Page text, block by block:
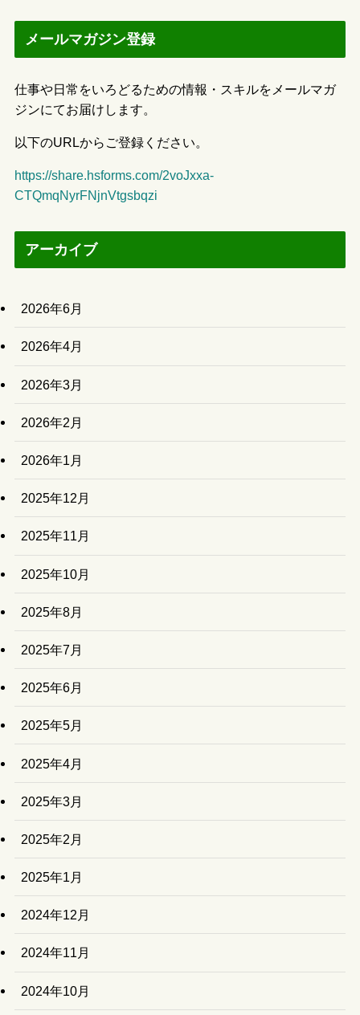
メールマガジン登録
仕事や日常をいろどるための情報・スキルをメールマガ
ジンにてお届けします。
以下のURLからご登録ください。
https://share.hsforms.com/2voJxxa-
CTQmqNyrFNjnVtgsbqzi
アーカイブ
2026年6月
2026年4月
2026年3月
2026年2月
2026年1月
2025年12月
2025年11月
2025年10月
2025年8月
2025年7月
2025年6月
2025年5月
2025年4月
2025年3月
2025年2月
2025年1月
2024年12月
2024年11月
2024年10月